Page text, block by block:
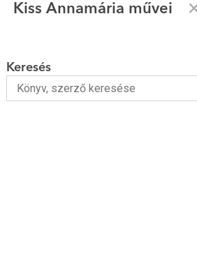
Kiss Annamária művei
Keresés